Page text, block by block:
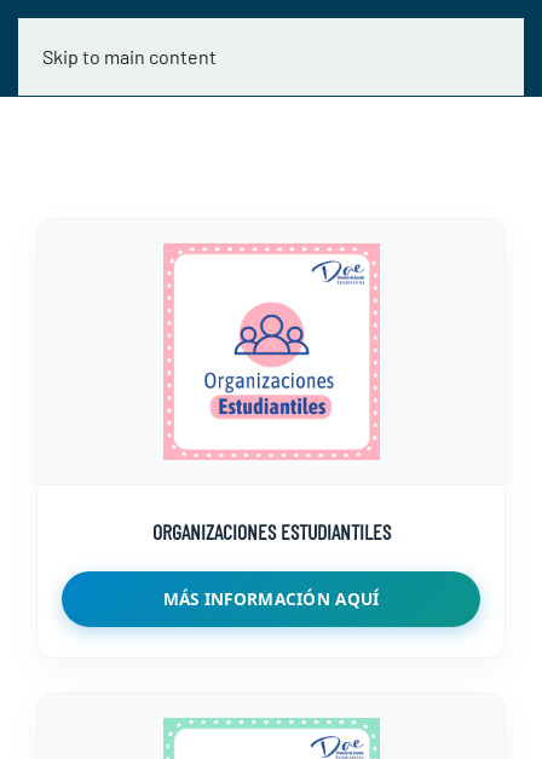
Skip to main content
ORGANIZACIONES ESTUDIANTILES
MÁS INFORMACIÓN AQUÍ